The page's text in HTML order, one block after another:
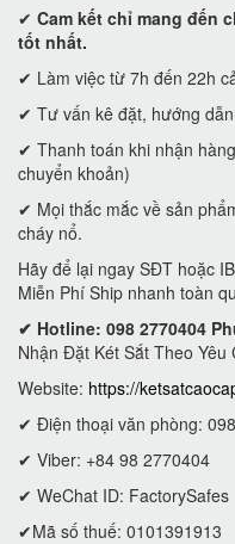
✔ Cam kết chỉ mang đến
tốt nhất.
✔ Làm việc từ 7h đến 22h
✔ Tư vấn kê đặt, hướng
✔ Thanh toán khi nhận
chuyển khoản)
✔ Mọi thắc mắc về sản
cháy nổ.
Hãy để lại ngay SĐT hoặc
Miễn Phí Ship nhanh toàn
✔ Hotline: 098 2770404
Nhận Đặt Két Sắt Theo Yêu
Website: https://
✔ Điện thoại văn phòng:
✔ Viber: +84 98 2770404
✔ WeChat ID: FactorySafes
✔Mã số thuế: 0101391913